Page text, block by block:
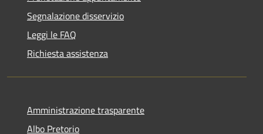
Segnalazione disservizio
Leggi le FAQ
Richiesta assistenza
Amministrazione trasparente
Albo Pretorio